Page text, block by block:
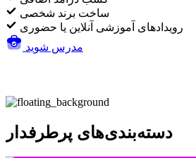
ساخت برند شخصی
رویدادهای آموزشی آنلاین یا حضوری
مدرس شوید
دسته‌بندی‌های پرطرفدار